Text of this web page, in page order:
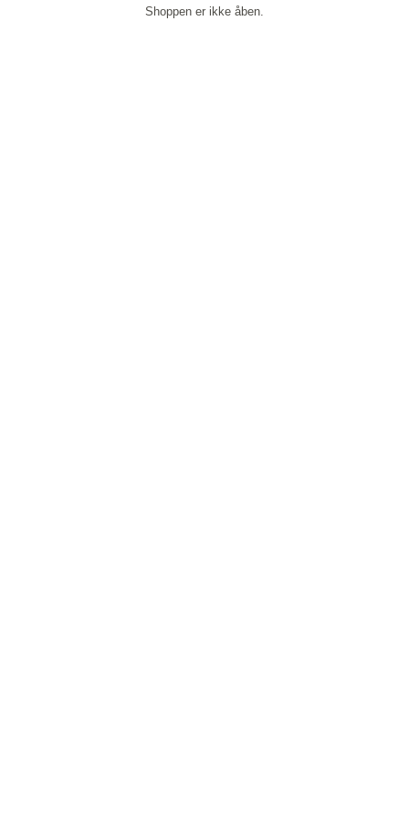
Shoppen er ikke åben.